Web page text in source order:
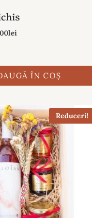
lei
269.00lei.
ÎN COȘ
Reduceri!